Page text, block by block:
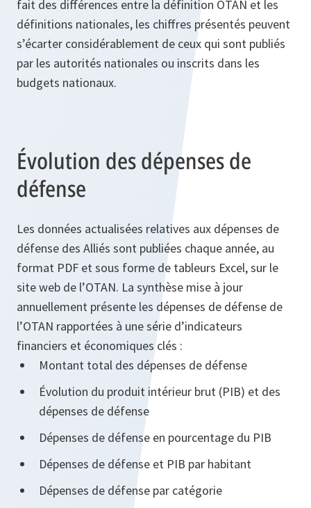
fait des différences entre la définition OTAN et les
définitions nationales, les chiffres présentés peuvent
s’écarter considérablement de ceux qui sont publiés
par les autorités nationales ou inscrits dans les
budgets nationaux.
Évolution des dépenses de
défense
Les données actualisées relatives aux dépenses de
défense des Alliés sont publiées chaque année, au
format PDF et sous forme de tableurs Excel, sur le
site web de l’OTAN. La synthèse mise à jour
annuellement présente les dépenses de défense de
l’OTAN rapportées à une série d’indicateurs
financiers et économiques clés :
Montant total des dépenses de défense
Évolution du produit intérieur brut (PIB) et des
dépenses de défense
Dépenses de défense en pourcentage du PIB
Dépenses de défense et PIB par habitant
Dépenses de défense par catégorie